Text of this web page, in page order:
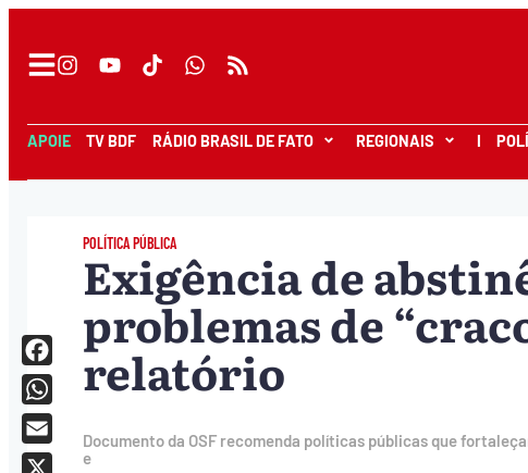
APOIE TV BDF RÁDIO BRASIL DE FATO REGIONAIS I
POLÍTICA PÚBLICA
Exigência de
problemas de
relatório
Documento da OSF recomenda políticas públicas que
e
Facebook
WhatsApp
Email